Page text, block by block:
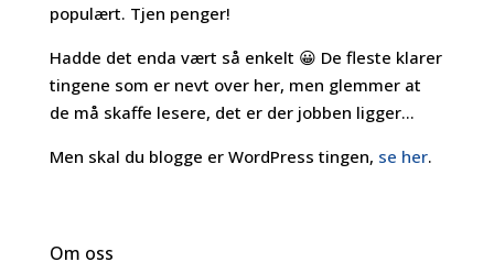
populært. Tjen penger!
Hadde det enda vært så enkelt 😀 De fleste klarer
tingene som er nevt over her, men glemmer at
de må skaffe lesere, det er der jobben ligger…
Men skal du blogge er WordPress tingen, se her.
Om oss